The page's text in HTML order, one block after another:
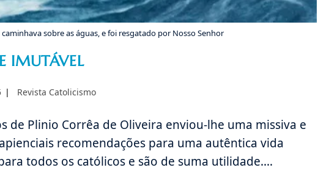
sobre as águas, e foi resgatado por Nosso Senhor
IMUTÁVEL
Categoria
Revista Catolicismo
de Plinio Corrêa de Oliveira enviou-lhe uma missiva e
recomendações para uma autêntica vida
todos os católicos e são de suma utilidade.…